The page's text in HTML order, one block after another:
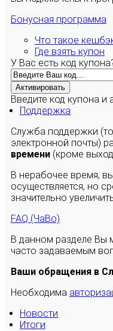
Бонусная программа
Что такое
Где взять купон
У Вас есть код
Активировать
Введите код купона и
Поддержка
Служба поддержки
электронной почты)
времени (кроме
В нерабочее время,
осуществляется, но
значительно
FAQ (ЧаВо)
В данном разделе Вы
часто задаваемым
Ваши обращения в
Необходима
Новости
Итоги